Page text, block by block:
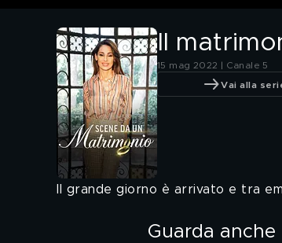
Il
15 mag 2022 | Canale 5
Vai alla
Il grande giorno è arrivato e tra
Guarda anche